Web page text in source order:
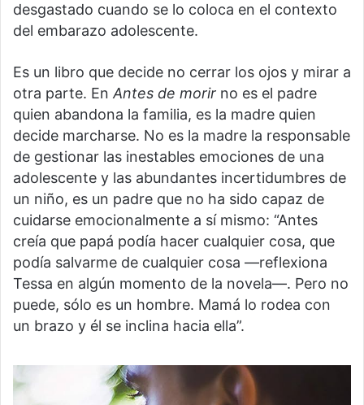
desgastado cuando se lo coloca en el contexto
del embarazo adolescente.
Es un libro que decide no cerrar los ojos y mirar a
otra parte. En Antes de morir no es el padre
quien abandona la familia, es la madre quien
decide marcharse. No es la madre la responsable
de gestionar las inestables emociones de una
adolescente y las abundantes incertidumbres de
un niño, es un padre que no ha sido capaz de
cuidarse emocionalmente a sí mismo: “Antes
creía que papá podía hacer cualquier cosa, que
podía salvarme de cualquier cosa —reflexiona
Tessa en algún momento de la novela—. Pero no
puede, sólo es un hombre. Mamá lo rodea con
un brazo y él se inclina hacia ella”.